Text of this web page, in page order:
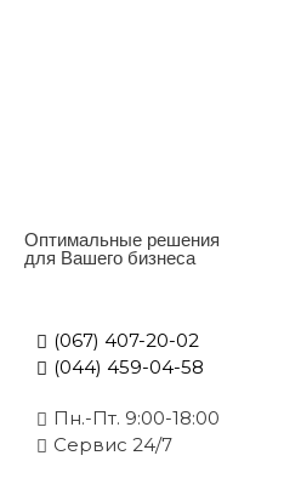
Оптимальные решения
для Вашего бизнеса
(067) 407-20-02
(044) 459-04-58
Пн.-Пт. 9:00-18:00
Cервис 24/7